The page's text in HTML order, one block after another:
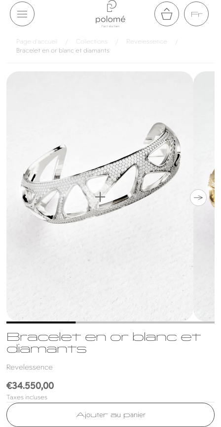
Aller au
contenu
Panier Fr
Page d'accueil / Collections / Revelessence
/
Bracelet en or blanc et diamants
Bracelet en or blanc et
diamants
Revelessence
Prix
habituel
€34.550,00
Taxes incluses
Ajouter au panier